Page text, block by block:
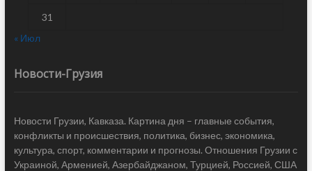
31
« Июл
Новости-Грузия
Новости Грузии, Кавказа. Картина дня – главные события,
конфликты и происшествия, политика, бизнес, экономика,
культура, спорт, комментарии и прогнозы. Отношения Грузии с
Украиной, Арменией, Азербайджаном, Турцией, Россией, США